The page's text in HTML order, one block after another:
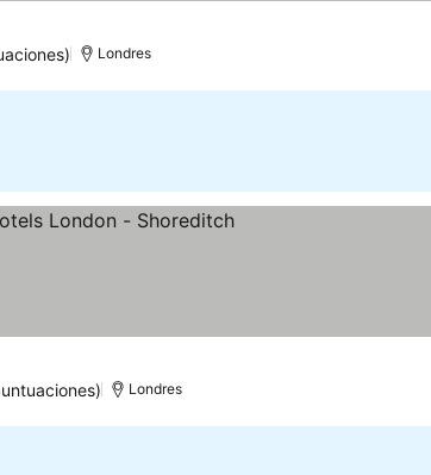
Londres
Londres